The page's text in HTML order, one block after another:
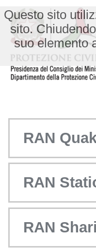
Questo sito
sito.
suo elemento
RAN
RAN
RAN